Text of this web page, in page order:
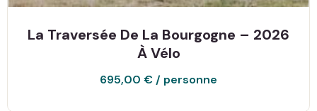
La Traversée De La Bourgogne – 2026
À Vélo
695,00 €